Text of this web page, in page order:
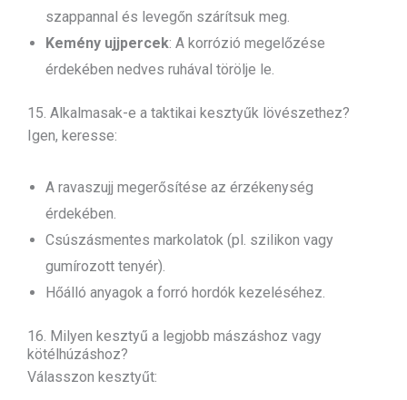
szappannal és levegőn szárítsuk meg.
Kemény ujjpercek: A korrózió megelőzése
érdekében nedves ruhával törölje le.
15. Alkalmasak-e a taktikai kesztyűk lövészethez?
Igen, keresse:
A ravaszujj megerősítése az érzékenység
érdekében.
Csúszásmentes markolatok (pl. szilikon vagy
gumírozott tenyér).
Hőálló anyagok a forró hordók kezeléséhez.
16. Milyen kesztyű a legjobb mászáshoz vagy
kötélhúzáshoz?
Válasszon kesztyűt: